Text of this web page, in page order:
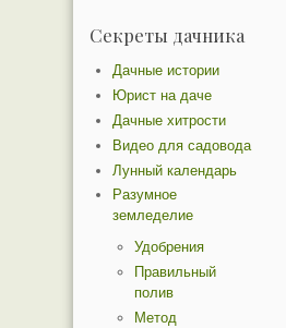
Секреты дачника
Дачные истории
Юрист на даче
Дачные хитрости
Видео для садовода
Лунный календарь
Разумное
земледелие
Удобрения
Правильный
полив
Метод